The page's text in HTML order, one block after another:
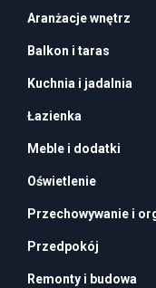
Aranżacje wnętrz
Balkon i taras
Kuchnia i jadalnia
Łazienka
Meble i dodatki
Oświetlenie
Przechowywanie i
Przedpokój
Remonty i budowa